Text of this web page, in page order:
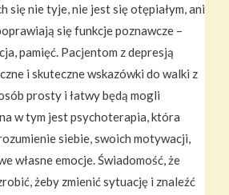
się nie tyje, nie jest się otępiałym, ani
się funkcje poznawcze –
pamięć. Pacjentom z depresją
i skuteczne wskazówki do walki z
prosty i łatwy będą mogli
w tym jest psychoterapia, która
siebie, swoich motywacji,
własne emocje. Świadomość, że
żeby zmienić sytuację i znaleźć